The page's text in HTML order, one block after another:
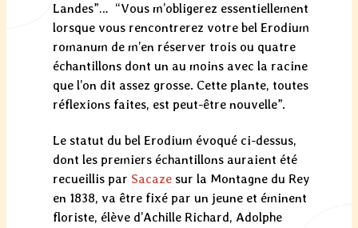
Landes”… “Vous m’obligerez essentiellement
lorsque vous rencontrerez votre bel Erodium
romanum de m’en réserver trois ou quatre
échantillons dont un au moins avec la racine
que l’on dit assez grosse. Cette plante, toutes
réflexions faites, est peut-être nouvelle”.
Le statut du bel Erodium évoqué ci-dessus,
dont les premiers échantillons auraient été
recueillis par Sacaze sur la Montagne du Rey
en 1838, va être fixé par un jeune et éminent
floriste, élève d’Achille Richard, Adolphe